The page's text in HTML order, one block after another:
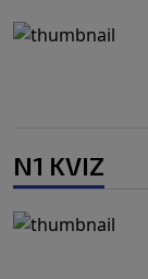
N1 KVIZ